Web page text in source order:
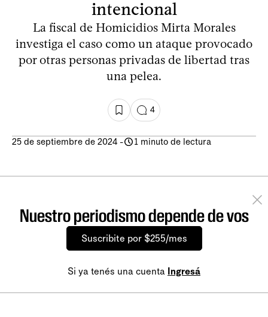
intencional
La fiscal de Homicidios Mirta Morales
investiga el caso como un ataque provocado
por otras personas privadas de libertad tras
una pelea.
4
25 de septiembre de 2024 - 1 minuto de lectura
Nuestro periodismo depende de vos
Suscribite por $255/mes
Si ya tenés una cuenta Ingresá